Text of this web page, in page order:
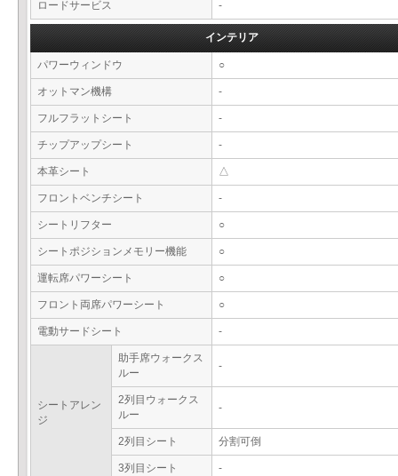
ロードサービス -
インテリア
パワーウィンドウ ○
オットマン機構 -
フルフラットシート -
チップアップシート -
本革シート △
フロントベンチシート -
シートリフター ○
シートポジションメモリー機能 ○
運転席パワーシート ○
フロント両席パワーシート ○
電動サードシート -
シートアレン
ジ
助手席ウォークス
ルー
-
2列目ウォークス
ルー
-
2列目シート 分割可倒
3列目シート -